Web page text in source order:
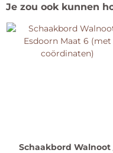
Je zou ook kunnen
Schaakbord Walnoot